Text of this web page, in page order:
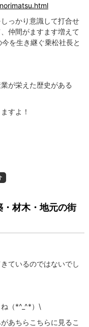
っかり意識して打合せ
仲間がますます増えて
を生き継ぐ乗松社長と
が栄えた歴史がある
すよ！
材木・地元の街
ているのではないでし
（*^_^*）\
あちらこちらに見るこ